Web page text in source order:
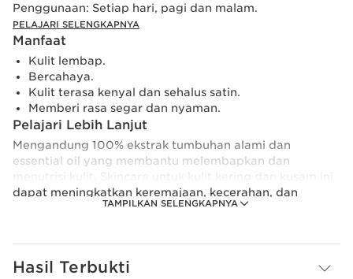
TAMPILKAN SELENGKAPNYA
Penggunaan: Setiap hari, pagi dan malam.
PELAJARI SELENGKAPNYA
Manfaat
Kulit lembap.
Bercahaya.
Kulit terasa kenyal dan sehalus satin.
Memberi rasa segar dan nyaman.
Pelajari Lebih Lanjut
Mengandung 100% ekstrak tumbuhan alami dan
essential oil yang membantu melembapkan dan
menutrisi kulit. Skincare untuk kulit kering dan kusam ini
dapat meningkatkan keremajaan, kecerahan, dan
kesegaran kulit. Kulit terasa kenyal dan sehalus satin.
skincare untuk kulit kering dan kusam ini bisa
Hasil Terbukti